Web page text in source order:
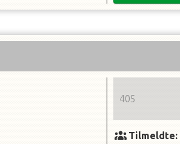
405
Tilmeldte: